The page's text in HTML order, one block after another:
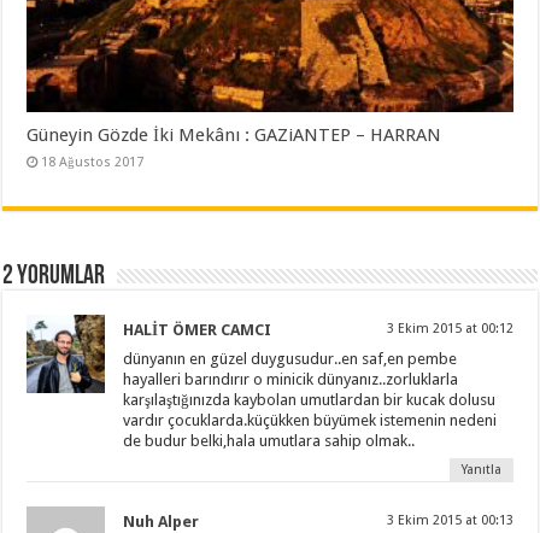
Güneyin Gözde İki Mekânı : GAZiANTEP – HARRAN
18 Ağustos 2017
2 Yorumlar
HALİT ÖMER CAMCI 3 Ekim 2015 at 00:12
dünyanın en güzel duygusudur..en saf,en pembe
hayalleri barındırır o minicik dünyanız..zorluklarla
karşılaştığınızda kaybolan umutlardan bir kucak dolusu
vardır çocuklarda.küçükken büyümek istemenin nedeni
de budur belki,hala umutlara sahip olmak..
Yanıtla
Nuh Alper 3 Ekim 2015 at 00:13